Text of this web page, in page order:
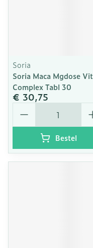
Soria
Soria Maca Mgdose Vit
Complex Tabl 30
€ 30,75
Aantal
Bestel